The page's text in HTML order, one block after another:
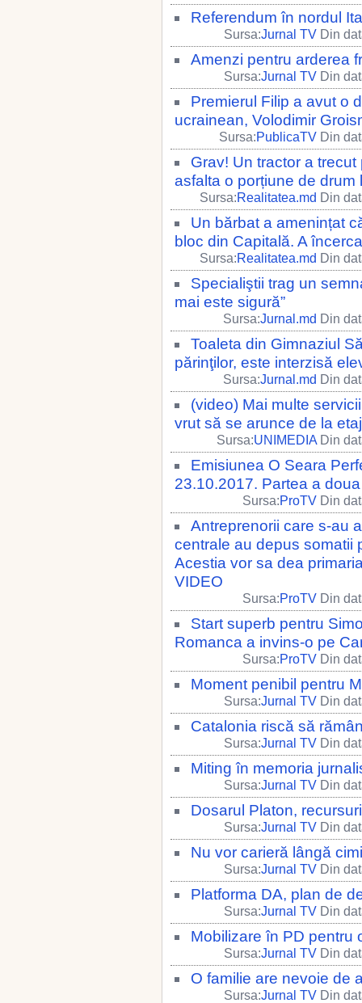
Referendum în nordul
Sursa:Jurnal TV Din
Amenzi pentru arderea
Sursa:Jurnal TV Din
Premierul Filip a avut o
ucrainean, Volodimir
Sursa:PublicaTV Din
Grav! Un tractor a
asfalta o porțiune de drum
Sursa:Realitatea.md Din
Un bărbat a amenințat
bloc din Capitală. A
Sursa:Realitatea.md Din
Specialiştii trag un
mai este sigură”
Sursa:Jurnal.md Din
Toaleta din Gimnaziul
părinţilor, este interzisă
Sursa:Jurnal.md Din
(video) Mai multe
vrut să se arunce de la
Sursa:UNIMEDIA Din
Emisiunea O Seara
23.10.2017. Partea a doua
Sursa:ProTV Din
Antreprenorii care s-au
centrale au depus somatii
Acestia vor sa dea
VIDEO
Sursa:ProTV Din
Start superb pentru
Romanca a invins-o pe
Sursa:ProTV Din
Moment penibil pentru
Sursa:Jurnal TV Din
Catalonia riscă să
Sursa:Jurnal TV Din
Miting în memoria
Sursa:Jurnal TV Din
Dosarul Platon,
Sursa:Jurnal TV Din
Nu vor carieră lângă
Sursa:Jurnal TV Din
Platforma DA, plan de
Sursa:Jurnal TV Din
Mobilizare în PD pentru
Sursa:Jurnal TV Din
O familie are nevoie de
Sursa:Jurnal TV Din